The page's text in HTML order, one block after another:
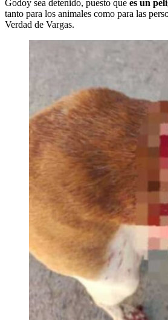
Godoy sea detenido, puesto que es un
tanto para los animales como para las
Verdad de Vargas.